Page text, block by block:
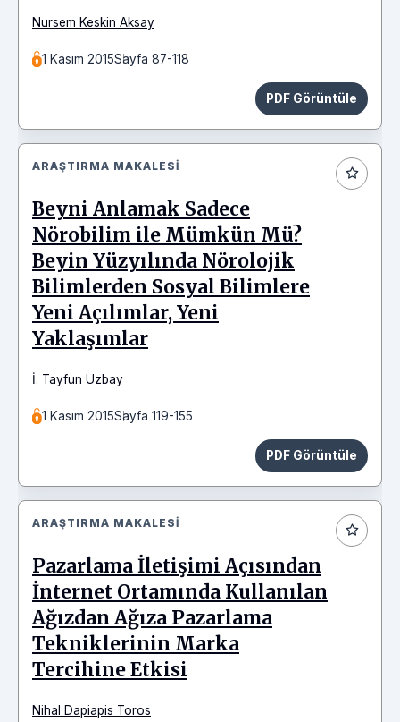
Nursem Keskin Aksay
1 Kasım 2015Sayfa 87-118
PDF Görüntüle
ARAŞTIRMA MAKALESI
Beyni Anlamak Sadece
Nörobilim ile Mümkün Mü?
Beyin Yüzyılında Nörolojik
Bilimlerden Sosyal Bilimlere
Yeni Açılımlar, Yeni
Yaklaşımlar
İ. Tayfun Uzbay
1 Kasım 2015Sayfa 119-155
PDF Görüntüle
ARAŞTIRMA MAKALESI
Pazarlama İletişimi Açısından
İnternet Ortamında Kullanılan
Ağızdan Ağıza Pazarlama
Tekniklerinin Marka
Tercihine Etkisi
Nihal Dapiapis Toros